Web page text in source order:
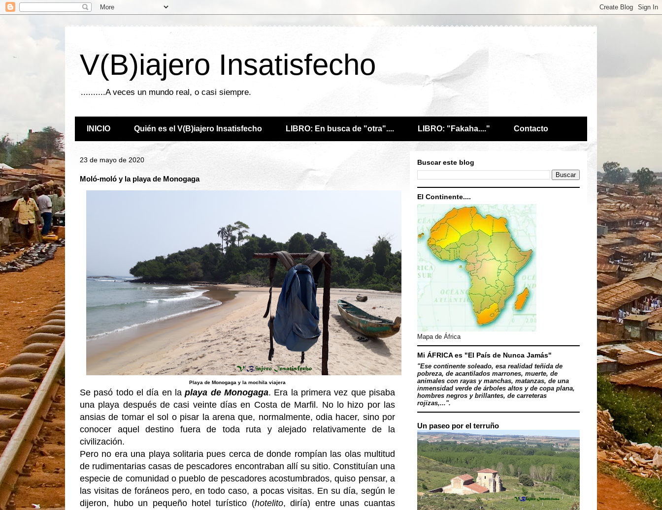
V(B)iajero Insatisfecho
..........A veces un mundo real, o casi siempre.
INICIO Quién es el V(B)iajero Insatisfecho LIBRO: En busca de "otra".... LIBRO: "Fakaha...." Contacto
23 de mayo de 2020
Moló-moló y la playa de Monogaga
Playa de Monogaga y la mochila viajera
Se pasó todo el día en laplaya de Monogaga. Era la primera vez que pisaba
una playa después de casi veinte días en Costa de Marfil. No lo hizo por las
ansias de tomar el sol o pisar la arena que, normalmente, odia hacer, sino por
conocer aquel destino fuera de toda ruta y alejado relativamente de la
civilización.
Pero no era una playa solitaria pues cerca de donde rompían las olas multitud
de rudimentarias casas de pescadores encontraban allí su sitio. Constituían una
especie de comunidad o pueblo de pescadores acostumbrados, quiso pensar, a
las visitas de foráneos pero, en todo caso, a pocas visitas. En su día, según le
dijeron, hubo un pequeño hotel turístico (hotelito, diría) entre unas cuantas
Buscar este blog
El Continente....
Mapa de África
Mi ÁFRICA es "El País de Nunca Jamás"
"Ese continente soleado, esa realidad teñida de
pobreza, de acantilados marrones, muerte, de
animales con rayas y manchas, matanzas, de una
inmensidad verde de árboles altos y de copa plana,
hombres negros y brillantes, de carreteras
rojizas,...".
Un paseo por el terruño